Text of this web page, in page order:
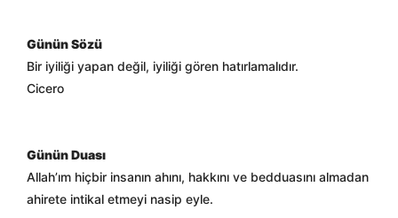
Günün Sözü
Bir iyiliği yapan değil, iyiliği gören hatırlamalıdır.
Cicero
Günün Duası
Allah’ım hiçbir insanın ahını, hakkını ve bedduasını almadan
ahirete intikal etmeyi nasip eyle.